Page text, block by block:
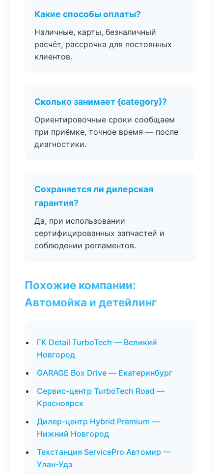
Какие способы оплаты?
Наличные, карты, безналичный
расчёт, рассрочка для постоянных
клиентов.
Сколько занимает {category}?
Ориентировочные сроки сообщаем
при приёмке, точное время — после
диагностики.
Сохраняется ли дилерская
гарантия?
Да, при использовании
сертифицированных запчастей и
соблюдении регламентов.
Похожие компании:
Автомойка и детейлинг
ГК Detail TurboTech — Великий
Новгород
GARAGE Box Drive — Екатеринбург
Сервис-центр TurboTech Road —
Красноярск
Дилер-центр Hybrid Premium —
Нижний Новгород
Техстанция ServicePro Автомир —
Улан-Удэ